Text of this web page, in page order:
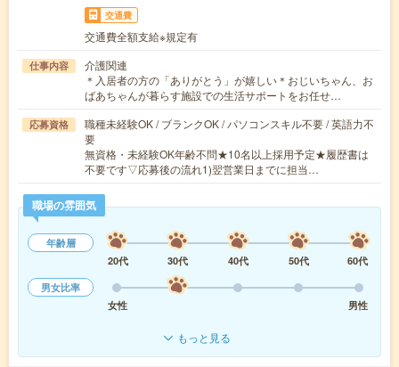
交通費
交通費全額支給※規定有
仕事内容
介護関連
＊入居者の方の「ありがとう」が嬉しい＊おじいちゃん、お
ばあちゃんが暮らす施設での生活サポートをお任せ…
応募資格
職種未経験OK / ブランクOK / パソコンスキル不要 / 英語力不
要
無資格・未経験OK年齢不問★10名以上採用予定★履歴書は
不要です▽応募後の流れ1)翌営業日までに担当…
職場の雰囲気
年齢層
20代
30代 40代 50代
60代
男女比率
女性
男性
もっと見る